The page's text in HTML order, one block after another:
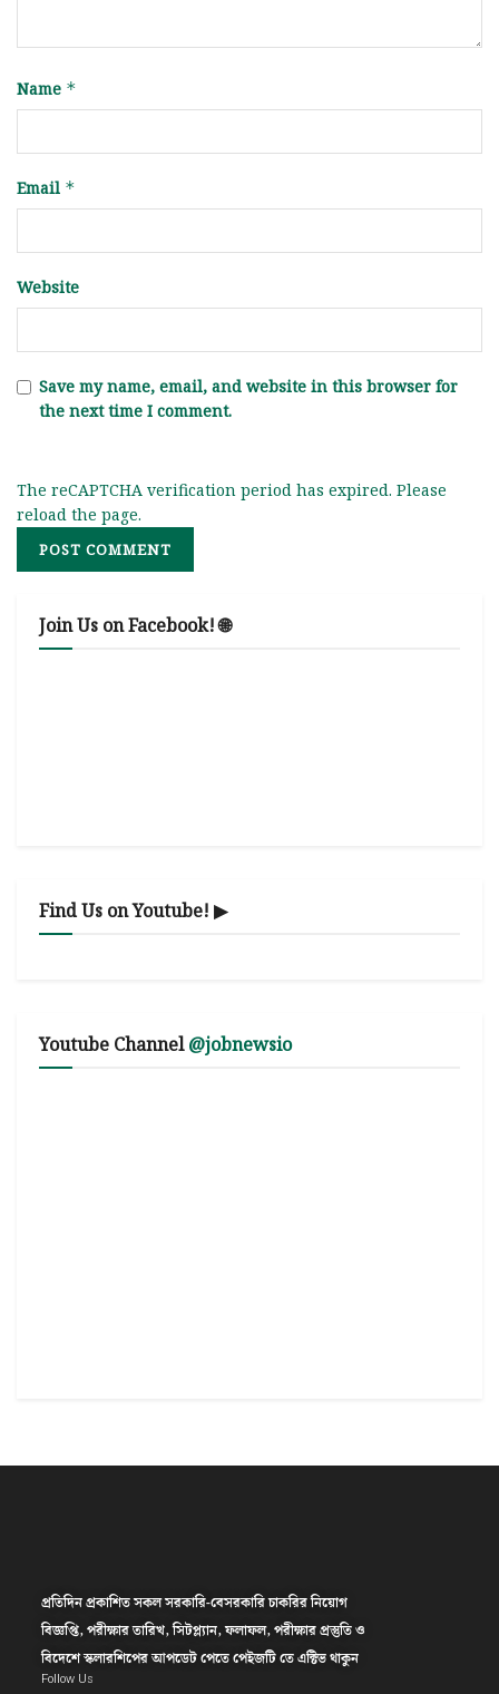
Name *
Email *
Website
Save my name, email, and website in this browser for
the next time I comment.
The reCAPTCHA verification period has expired. Please
reload the page.
Join Us on Facebook! 🌐
Find Us on Youtube! ▶
Youtube Channel@jobnewsio
প্রতিদিন প্রকাশিত সকল সরকারি-বেসরকারি চাকরির নিয়োগ
বিজ্ঞপ্তি, পরীক্ষার তারিখ, সিটপ্ল্যান, ফলাফল, পরীক্ষার প্রস্তুতি ও
বিদেশে স্কলারশিপের আপডেট পেতে পেইজটি তে এক্টিভ থাকুন
Follow Us